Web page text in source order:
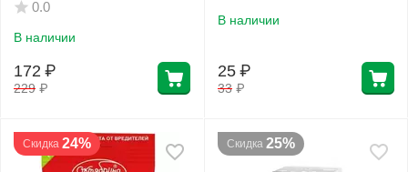
0.0
В наличии
229 ₽
172 ₽
В наличии
33 ₽
25 ₽
Скидка 24% Скидка 25%